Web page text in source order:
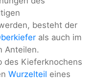
besteht der
als auch im
Anteilen.
des Kieferknochens
Wurzelteil eines